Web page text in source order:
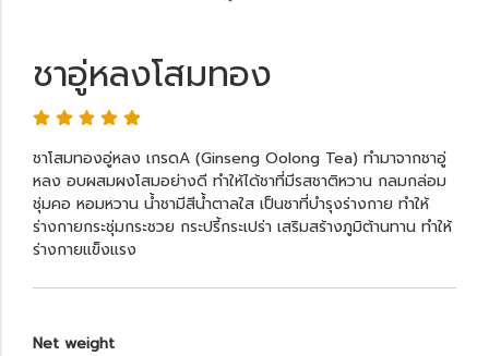
ชาอู่หลงโสมทอง
ชาโสมทองอู่หลง เกรดA (Ginseng Oolong Tea) ทำมาจากชาอู่
หลง อบผสมผงโสมอย่างดี ทำให้ได้ชาที่มีรสชาติหวาน กลมกล่อม
ชุ่มคอ หอมหวาน น้ำชามีสีน้ำตาลใส เป็นชาที่บำรุงร่างกาย ทำให้
ร่างกายกระชุ่มกระชวย กระปรี้กระเปร่า เสริมสร้างภูมิต้านทาน ทำให้
ร่างกายแข็งแรง
Net weight